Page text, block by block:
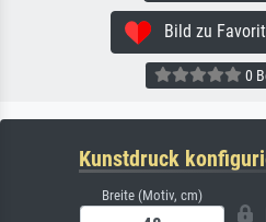
Bild zu
0
Kunstdruck
Breite (Motiv, cm)